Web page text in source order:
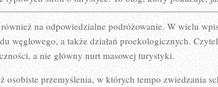
na odpowiedzialne podróżowanie. W wielu
węglowego, a także działań proekologicznych.
a nie główny nurt masowej turystyki.
osobiste przemyślenia, w których tempo zwiedzania